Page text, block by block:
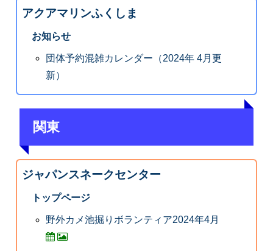
アクアマリンふくしま
お知らせ
団体予約混雑カレンダー（2024年 4月更
新）
関東
ジャパンスネークセンター
トップページ
野外カメ池掘りボランティア2024年4月